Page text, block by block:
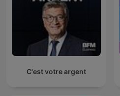
C'est votre argent